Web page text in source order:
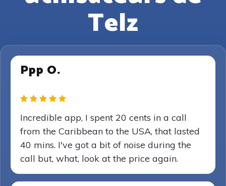
Telz
Ppp O.
Incredible app, I spent 20 cents in a call
from the Caribbean to the USA, that lasted
40 mins. I've got a bit of noise during the
call but, what, look at the price again.